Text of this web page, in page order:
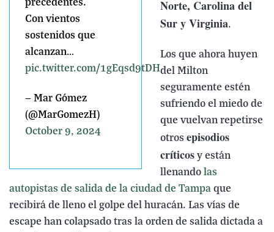
precedentes.
Con vientos
sostenidos que
alcanzan…
pic.twitter.com/1gEqsd9tDH
— Mar Gómez
(@MarGomezH)
October 9, 2024
Norte, Carolina del
Sur y Virginia.
Los que ahora huyen
del Milton
seguramente estén
sufriendo el miedo de
que vuelvan repetirse
otrosepisodios
críticos y están
llenandolas
autopistas de salida de la ciudad de Tampa que
recibirá de lleno el golpe del huracán. Las vías de
escape han colapsado tras la orden de salida dictada a